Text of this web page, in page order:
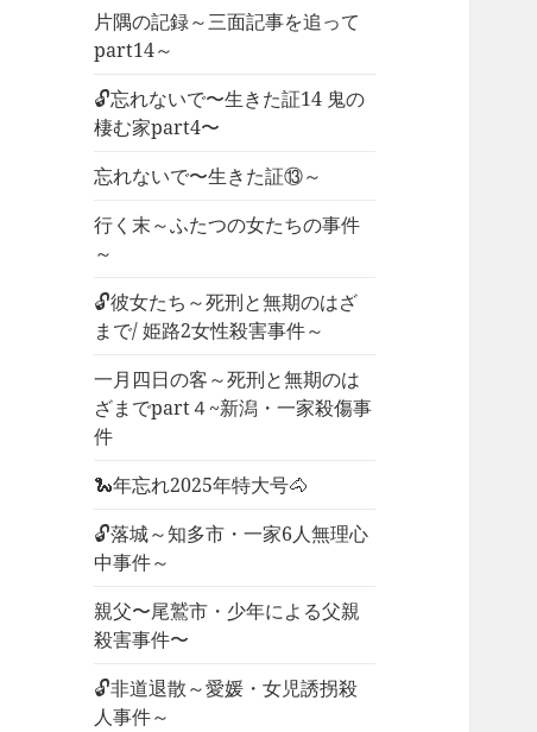
片隅の記録～三面記事を追って
part14～
🔓忘れないで〜生きた証14 鬼の
棲む家part4〜
忘れないで〜生きた証⑬～
行く末～ふたつの女たちの事件
～
🔓彼女たち～死刑と無期のはざ
まで/ 姫路2女性殺害事件～
一月四日の客～死刑と無期のは
ざまでpart４~新潟・一家殺傷事
件
🐍年忘れ2025年特大号🐴
🔓落城～知多市・一家6人無理心
中事件～
親父〜尾鷲市・少年による父親
殺害事件〜
🔓非道退散～愛媛・女児誘拐殺
人事件～